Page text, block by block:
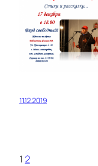
11.12.2019
1 2